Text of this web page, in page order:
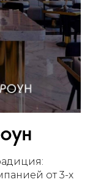
от 3-х